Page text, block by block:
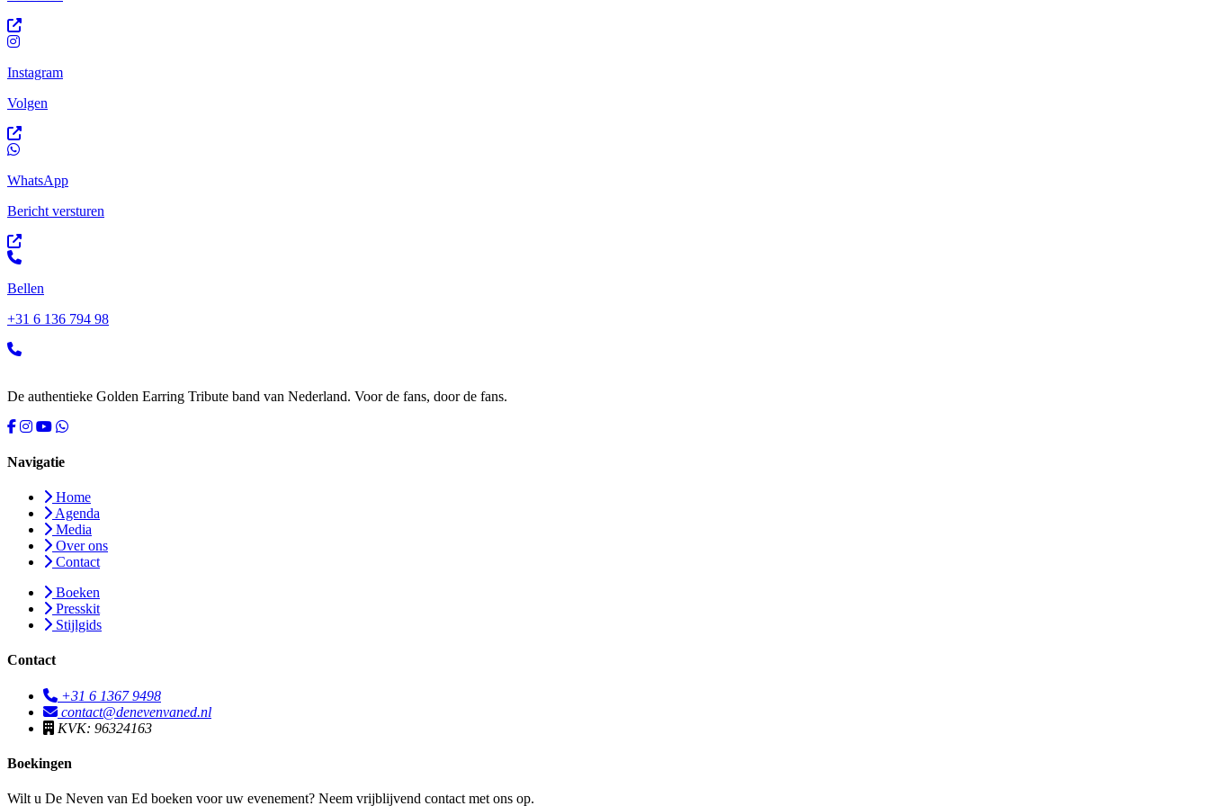
Instagram
Volgen
WhatsApp
Bericht versturen
Bellen
+31 6 136 794 98
De authentieke Golden Earring Tribute band van Nederland. Voor de fans, door de fans.
Navigatie
Home
Agenda
Media
Over ons
Contact
Boeken
Presskit
Stijlgids
Contact
+31 6 1367 9498
contact@denevenvaned.nl
KVK: 96324163
Boekingen
Wilt u De Neven van Ed boeken voor uw evenement? Neem vrijblijvend contact met ons op.